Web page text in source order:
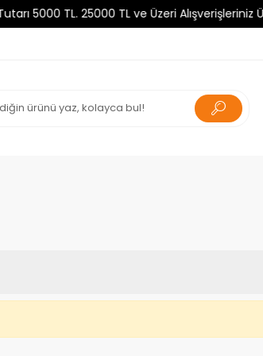
5000 TL. 25000 TL ve Üzeri Alışverişleriniz